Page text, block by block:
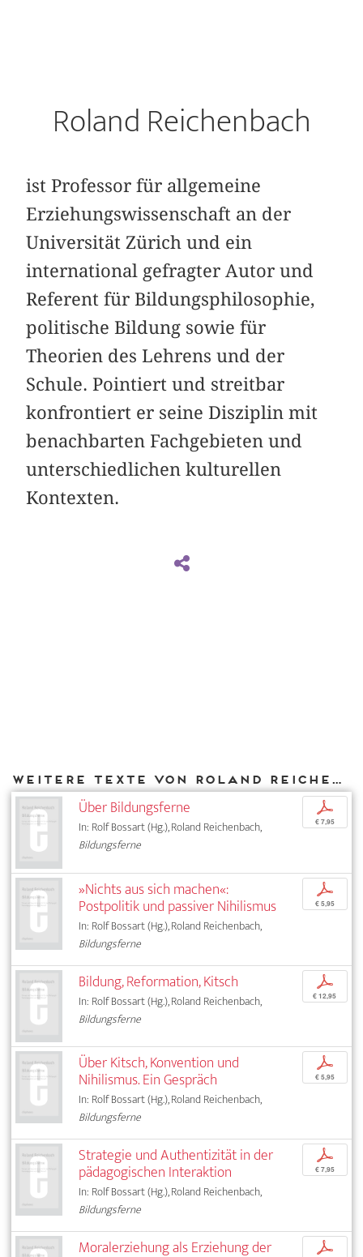
Roland Reichenbach
ist Professor für allgemeine
Erziehungswissenschaft an der
Universität Zürich und ein
international gefragter Autor und
Referent für Bildungsphilosophie,
politische Bildung sowie für
Theorien des Lehrens und der
Schule. Pointiert und streitbar
konfrontiert er seine Disziplin mit
benachbarten Fachgebieten und
unterschiedlichen kulturellen
Kontexten.
Weitere Texte von Roland Reichenbach bei DIAPHANES
Über Bildungsferne
In: Rolf Bossart (Hg.), Roland Reichenbach,
Bildungsferne
p
€ 7,95
»Nichts aus sich machen«:
Postpolitik und passiver Nihilismus
In: Rolf Bossart (Hg.), Roland Reichenbach,
Bildungsferne
p
€ 5,95
Bildung, Reformation, Kitsch
In: Rolf Bossart (Hg.), Roland Reichenbach,
Bildungsferne
p
€ 12,95
Über Kitsch, Konvention und
Nihilismus. Ein Gespräch
In: Rolf Bossart (Hg.), Roland Reichenbach,
Bildungsferne
p
€ 5,95
Strategie und Authentizität in der
pädagogischen Interaktion
In: Rolf Bossart (Hg.), Roland Reichenbach,
Bildungsferne
p
€ 7,95
Moralerziehung als Erziehung der p